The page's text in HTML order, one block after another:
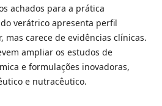
achados para a prática
verátrico apresenta perfil
mas carece de evidências clínicas.
ampliar os estudos de
e formulações inovadoras,
e nutracêutico.